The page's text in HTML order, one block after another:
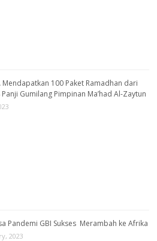
Mendapatkan 100 Paket Ramadhan dari
Panji Gumilang Pimpinan Ma’had Al-Zaytun
Pandemi GBI Sukses Merambah ke Afrika
2023